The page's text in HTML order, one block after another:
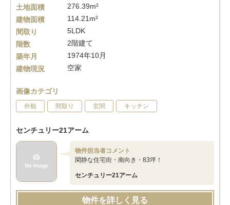
土地面積
276.39m²
建物面積
114.21m²
間取り
5LDK
階数
2階建て
築年月
1974年10月
建物現況
空家
画像カテゴリ
外観 間取り 玄関 キッチン
センチュリー21アーム
物件担当者コメント
閑静な住宅街・南向き・83坪！
センチュリー21アーム
物件を詳しく見る